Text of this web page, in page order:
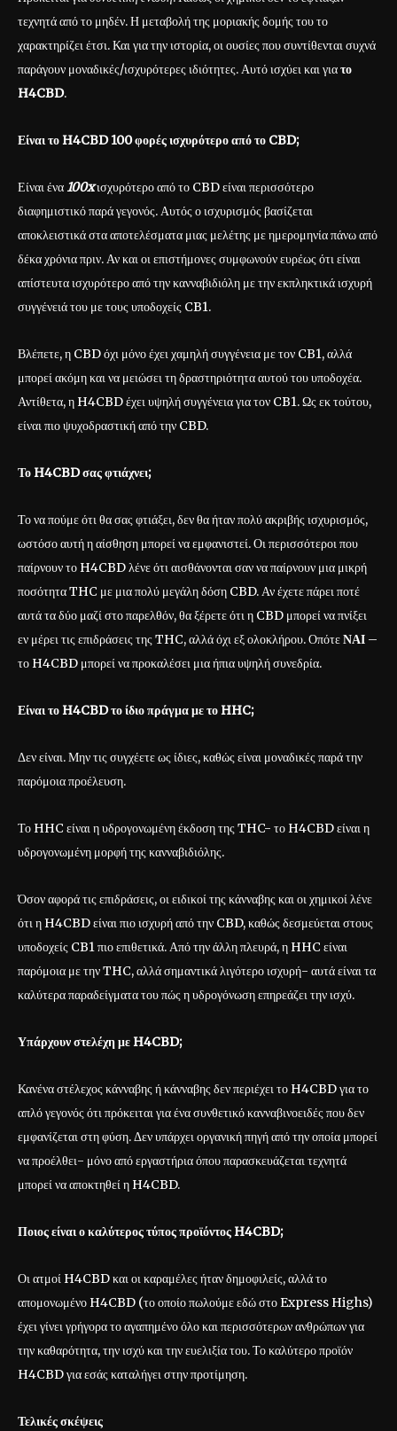
τεχνητά από το μηδέν. Η μεταβολή της μοριακής δομής του το
χαρακτηρίζει έτσι. Και για την ιστορία, οι ουσίες που συντίθενται συχνά
παράγουν μοναδικές/ισχυρότερες ιδιότητες. Αυτό ισχύει και γιατο
H4CBD.
Είναι το H4CBD 100 φορές ισχυρότερο από το CBD;
Είναι ένα 100xισχυρότερο από το CBD είναι περισσότερο
διαφημιστικό παρά γεγονός. Αυτός ο ισχυρισμός βασίζεται
αποκλειστικά στα αποτελέσματα μιας μελέτης με ημερομηνία πάνω από
δέκα χρόνια πριν. Αν και οι επιστήμονες συμφωνούν ευρέως ότι είναι
απίστευτα ισχυρότερο από την κανναβιδιόλη με την εκπληκτικά ισχυρή
συγγένειά του με τους υποδοχείς CB1.
Βλέπετε, η CBD όχι μόνο έχει χαμηλή συγγένεια με τον CB1, αλλά
μπορεί ακόμη και να μειώσει τη δραστηριότητα αυτού του υποδοχέα.
Αντίθετα, η H4CBD έχει υψηλή συγγένεια για τον CB1. Ως εκ τούτου,
είναι πιο ψυχοδραστική από την CBD.
Το H4CBD σας φτιάχνει;
Το να πούμε ότι θα σας φτιάξει, δεν θα ήταν πολύ ακριβής ισχυρισμός,
ωστόσο αυτή η αίσθηση μπορεί να εμφανιστεί. Οι περισσότεροι που
παίρνουν το H4CBD λένε ότι αισθάνονται σαν να παίρνουν μια μικρή
ποσότητα THC με μια πολύ μεγάλη δόση CBD. Αν έχετε πάρει ποτέ
αυτά τα δύο μαζί στο παρελθόν, θα ξέρετε ότι η CBD μπορεί να πνίξει
εν μέρει τις επιδράσεις της THC, αλλά όχι εξ ολοκλήρου. ΟπότεΝΑΙ –
το H4CBD μπορεί να προκαλέσει μια ήπια υψηλή συνεδρία.
Είναι το H4CBD το ίδιο πράγμα με το HHC;
Δεν είναι. Μην τις συγχέετε ως ίδιες, καθώς είναι μοναδικές παρά την
παρόμοια προέλευση.
Το HHC είναι η υδρογονωμένη έκδοση της THC- το H4CBD είναι η
υδρογονωμένη μορφή της κανναβιδιόλης.
Όσον αφορά τις επιδράσεις, οι ειδικοί της κάνναβης και οι χημικοί λένε
ότι η H4CBD είναι πιο ισχυρή από την CBD, καθώς δεσμεύεται στους
υποδοχείς CB1 πιο επιθετικά. Από την άλλη πλευρά, η HHC είναι
παρόμοια με την THC, αλλά σημαντικά λιγότερο ισχυρή- αυτά είναι τα
καλύτερα παραδείγματα του πώς η υδρογόνωση επηρεάζει την ισχύ.
Υπάρχουν στελέχη με H4CBD;
Κανένα στέλεχος κάνναβης ή κάνναβης δεν περιέχει το H4CBD για το
απλό γεγονός ότι πρόκειται για ένα συνθετικό κανναβινοειδές που δεν
εμφανίζεται στη φύση. Δεν υπάρχει οργανική πηγή από την οποία μπορεί
να προέλθει- μόνο από εργαστήρια όπου παρασκευάζεται τεχνητά
μπορεί να αποκτηθεί η H4CBD.
Ποιος είναι ο καλύτερος τύπος προϊόντος H4CBD;
Οι ατμοί H4CBD και οι καραμέλες ήταν δημοφιλείς, αλλά το
απομονωμένο H4CBD (το οποίο πωλούμε εδώ στο Express Highs)
έχει γίνει γρήγορα το αγαπημένο όλο και περισσότερων ανθρώπων για
την καθαρότητα, την ισχύ και την ευελιξία του. Το καλύτερο προϊόν
H4CBD για εσάς καταλήγει στην προτίμηση.
Τελικές σκέψεις